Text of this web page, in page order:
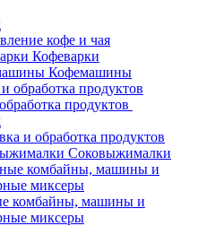
кофе и чая
Кофеварки
Кофемашины
продуктов
и обработка продуктов
Соковыжималки
комбайны, машины и
миксеры